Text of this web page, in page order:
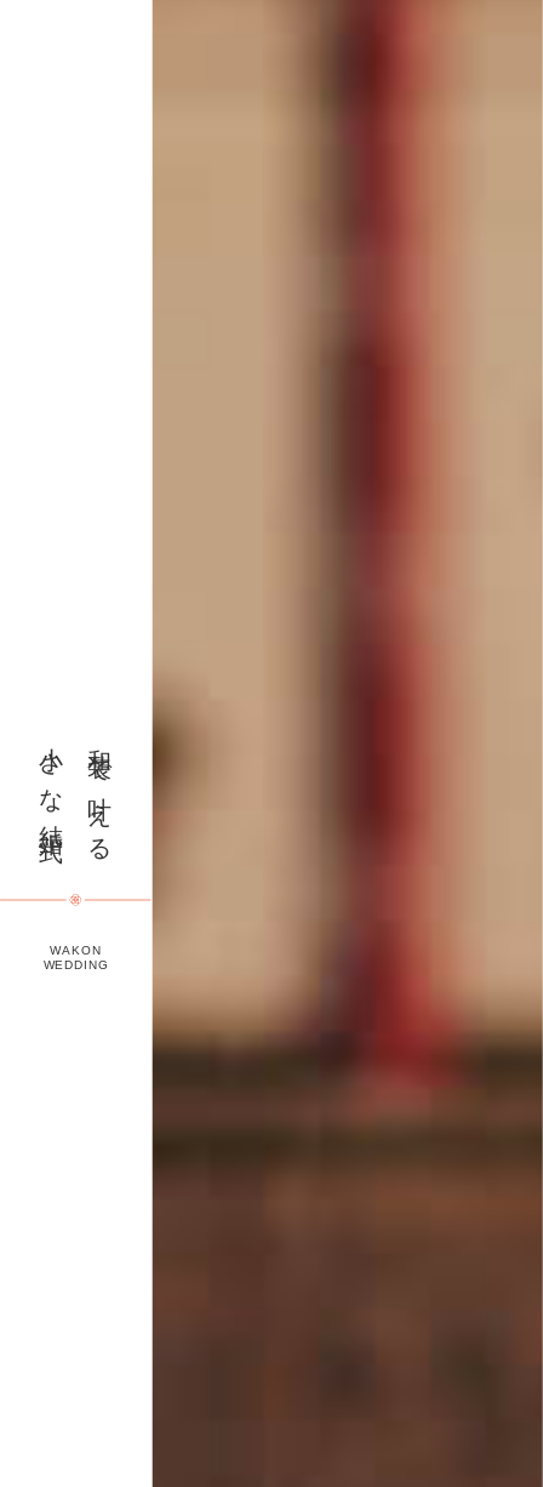
和装で叶える
小さな結婚式
WAKON
WEDDING